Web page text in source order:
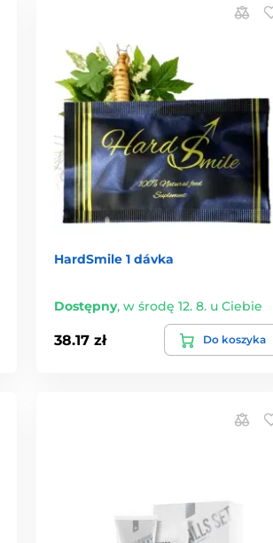
HardSmile 1 dávka
Dostępny, w środę 12. 8. u Ciebie
38.17 zł Do koszyka